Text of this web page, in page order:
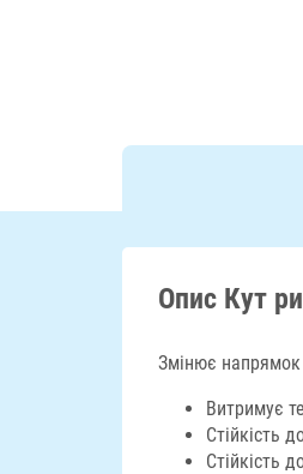
Опис Кут
Змінює напрямок
Витримує
Стійкість
Стійкість